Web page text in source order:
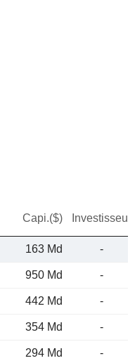
Capi.($) Investisseur
163 Md -
950 Md -
442 Md -
354 Md -
294 Md -